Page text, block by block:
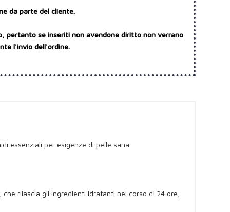
da parte del cliente.
pertanto se inseriti non avendone diritto non verrano
l'invio dell'ordine.
essenziali per esigenze di pelle sana.
rilascia gli ingredienti idratanti nel corso di 24 ore,